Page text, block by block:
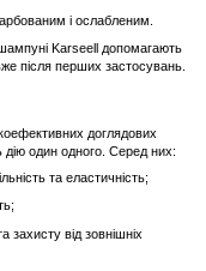
і ослабленим.
Karseell допомагають
після перших застосувань.
доглядових
дію один одного. Серед них:
та еластичність;
від зовнішніх